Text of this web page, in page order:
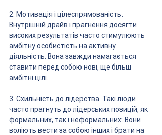
2. Мотивація і цілеспрямованість.
Внутрішній драйв і прагнення досягти
високих результатів часто стимулюють
амбітну особистість на активну
діяльність. Вона завжди намагається
ставити перед собою нові, ще більш
амбітні цілі.
3. Схильність до лідерства. Такі люди
часто прагнуть до лідерських позицій, як
формальних, так і неформальних. Вони
воліють вести за собою інших і брати на